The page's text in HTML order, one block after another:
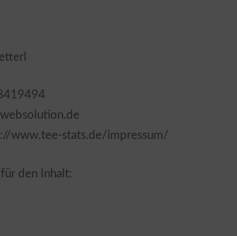
www.tee-stats.de/impressum/
den Inhalt: